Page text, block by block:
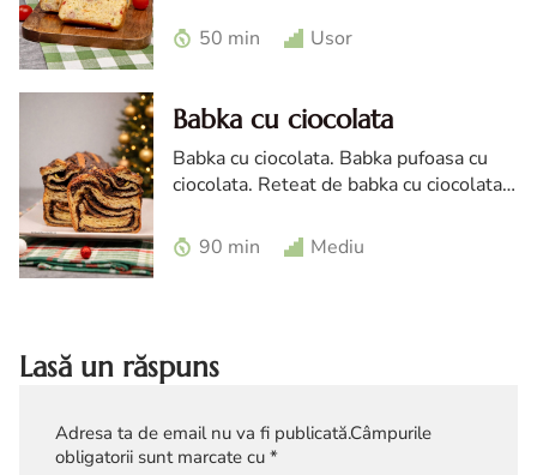
moale si pufos
50 min Usor
Babka cu ciocolata
Babka cu ciocolata. Babka pufoasa cu
ciocolata. Reteat de babka cu ciocolata.
cozonac Babka
90 min Mediu
Lasă un răspuns
Adresa ta de email nu va fi publicată.Câmpurile
obligatorii sunt marcate cu *